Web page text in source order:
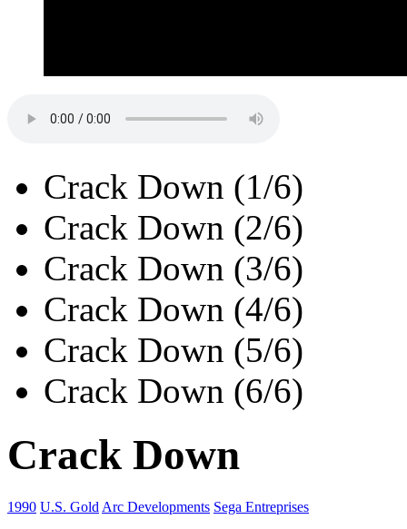
Crack Down (1/6)
Crack Down (2/6)
Crack Down (3/6)
Crack Down (4/6)
Crack Down (5/6)
Crack Down (6/6)
Crack Down
1990 U.S. Gold Arc Developments Sega Entreprises